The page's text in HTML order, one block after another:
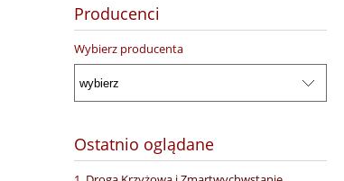
Producenci
Wybierz producenta
Ostatnio oglądane